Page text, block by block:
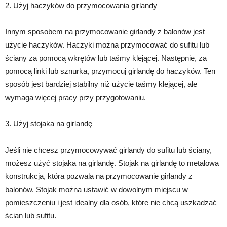
2. Użyj haczyków do przymocowania girlandy
Innym sposobem na przymocowanie girlandy z balonów jest
użycie haczyków. Haczyki można przymocować do sufitu lub
ściany za pomocą wkrętów lub taśmy klejącej. Następnie, za
pomocą linki lub sznurka, przymocuj girlandę do haczyków. Ten
sposób jest bardziej stabilny niż użycie taśmy klejącej, ale
wymaga więcej pracy przy przygotowaniu.
3. Użyj stojaka na girlandę
Jeśli nie chcesz przymocowywać girlandy do sufitu lub ściany,
możesz użyć stojaka na girlandę. Stojak na girlandę to metalowa
konstrukcja, która pozwala na przymocowanie girlandy z
balonów. Stojak można ustawić w dowolnym miejscu w
pomieszczeniu i jest idealny dla osób, które nie chcą uszkadzać
ścian lub sufitu.